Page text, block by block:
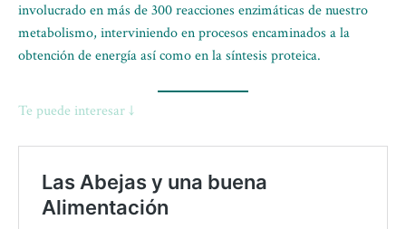
involucrado en más de 300 reacciones enzimáticas de nuestro
metabolismo, interviniendo en procesos encaminados a la
obtención de energía así como en la síntesis proteica.
Te puede interesar ↓